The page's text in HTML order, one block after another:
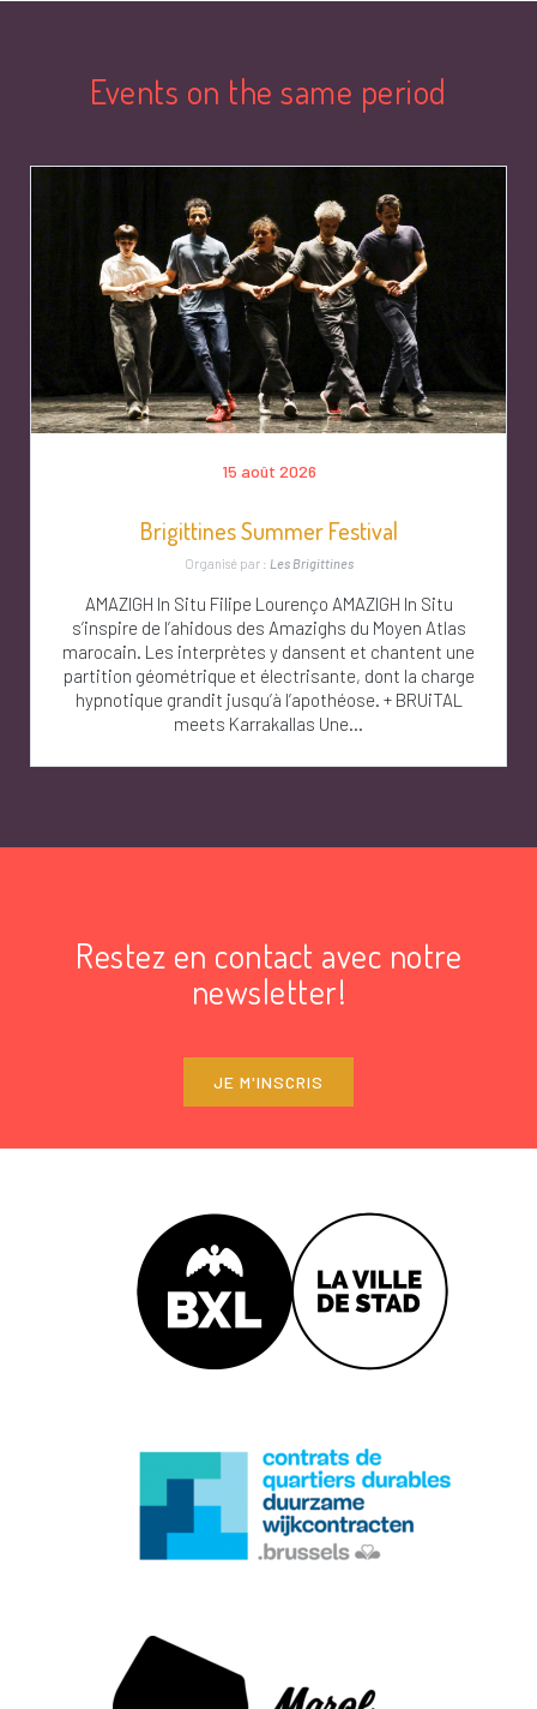
Events on the same period
15 août 2026
Brigittines Summer Festival
Organisé par : Les Brigittines
AMAZIGH In Situ Filipe Lourenço AMAZIGH In Situ
s’inspire de l’ahidous des Amazighs du Moyen Atlas
marocain. Les interprètes y dansent et chantent une
partition géométrique et électrisante, dont la charge
hypnotique grandit jusqu’à l’apothéose. + BRUiTAL
meets Karrakallas Une...
Restez en contact avec notre
newsletter!
JE M'INSCRIS